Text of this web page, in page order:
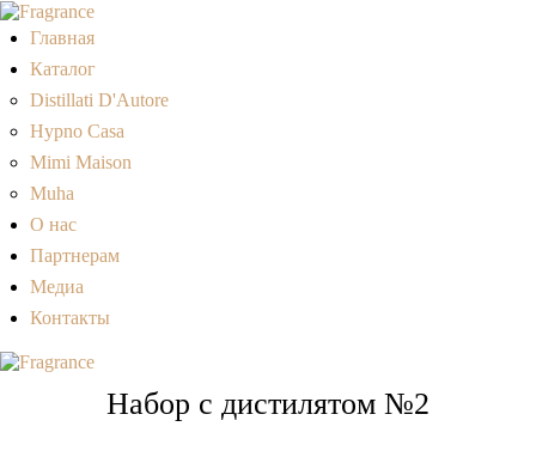
Главная
Каталог
Distillati D'Autore
Hypno Casa
Mimi Maison
Muha
О нас
Партнерам
Медиа
Контакты
Набор с дистилятом №2